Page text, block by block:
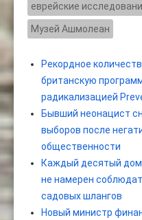
еврейские
Музей Ашмолеан
Рекордное
британскую
радикализацией
Бывший неонацист
выборов после
общественности
Каждый десятый
не намерен
садовых шлангов
Новый министр